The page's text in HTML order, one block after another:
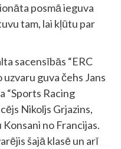
posmā ieguva
tam, lai kļūtu par
sacensībās “ERC
guva čehs Jans
“Sports Racing
Nikoljs Grjazins,
no Francijas.
šajā klasē un arī